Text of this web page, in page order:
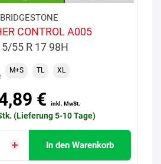
BRIDGESTONE
CONTROL A005
55 R 17 98H
M+S TL XL
€ inkl. MwSt.
(Lieferung 5-10 Tage)
In den Warenkorb